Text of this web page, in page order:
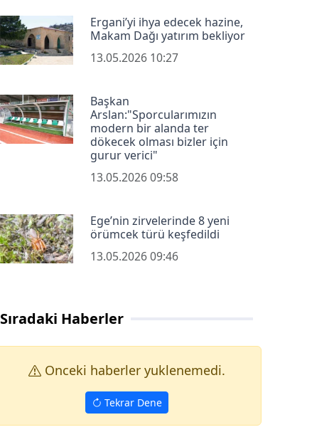
Ergani’yi ihya edecek hazine,
Makam Dağı yatırım bekliyor
13.05.2026 10:27
Başkan
Arslan:"Sporcularımızın
modern bir alanda ter
dökecek olması bizler için
gurur verici"
13.05.2026 09:58
Ege’nin zirvelerinde 8 yeni
örümcek türü keşfedildi
13.05.2026 09:46
Sıradaki Haberler
Onceki haberler yuklenemedi.
Tekrar Dene